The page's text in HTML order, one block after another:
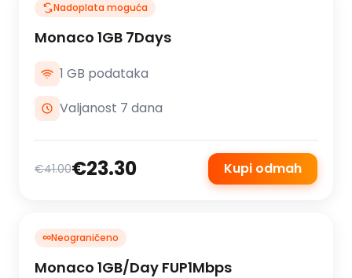
Nadoplata moguća
Monaco 1GB 7Days
1 GB podataka
Valjanost 7 dana
€41.00€23.30 Kupi odmah
∞Neograničeno
Monaco 1GB/Day FUP1Mbps